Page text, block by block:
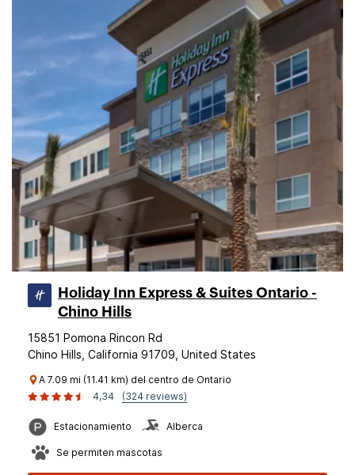
Holiday Inn Express & Suites Ontario -
Chino Hills
15851 Pomona Rincon Rd
Chino Hills, California 91709, United States
A 7.09 mi (11.41 km) del centro de Ontario
4,34
(324 reviews)
Estacionamiento Alberca
Se permiten mascotas